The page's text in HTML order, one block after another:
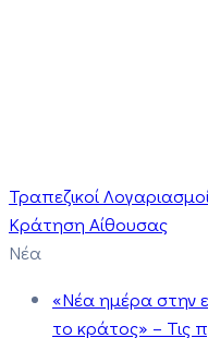
Τραπεζικοί
Κράτηση Αίθουσας
Νέα
«Νέα ημέρα στην
το κράτος» – Τις